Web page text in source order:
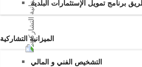
برنامج تمويل الإستثمارات البلدية
الميزانية التشاركية
التشخيص الفني و المالي